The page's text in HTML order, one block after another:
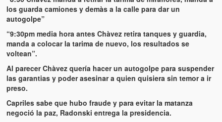
Hablé con Chavistas (I spoke with chavistas)
La burla del Chavez “tan amante de los niños” (The mockery of
Chavez “such a children lover”)
Los niños de las calles de Venezuela (Children of the streets of
Venezuela)
Luis y El Mono… en armas (Luis and El Mono… armed)
Puente Llaguno, Miraflores… ¿y Lina?
los guarda camiones y demàs a la calle para dar un
autogolpe”
“9:30pm media hora antes Chàvez retira tanques y guardia,
manda a colocar la tarima de nuevo, los resultados se
voltean”.
Al parecer Chàvez quería hacer un autogolpe para suspender
las garantias y poder asesinar a quien quisiera sin temor a ir
preso.
Capriles sabe que hubo fraude y para evitar la matanza
negoció la paz, Radonski entrega la presidencia.